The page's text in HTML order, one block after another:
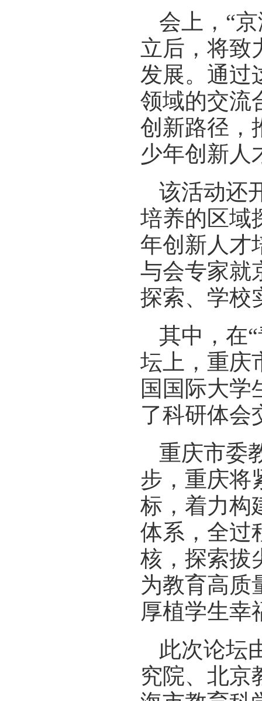
会上，“
立后，将致
发展。通过
领域的交流
创新路径，
少年创新人
该活动还
培养的区域
年创新人才
与会专家就
探索、学校
其中，在
坛上，重庆
国国际大学
了科研体会
重庆市委
步，重庆将
标，着力构
体系，全过
核，探索拔
为教育高质
厚植学生幸
此次论坛
究院、北京